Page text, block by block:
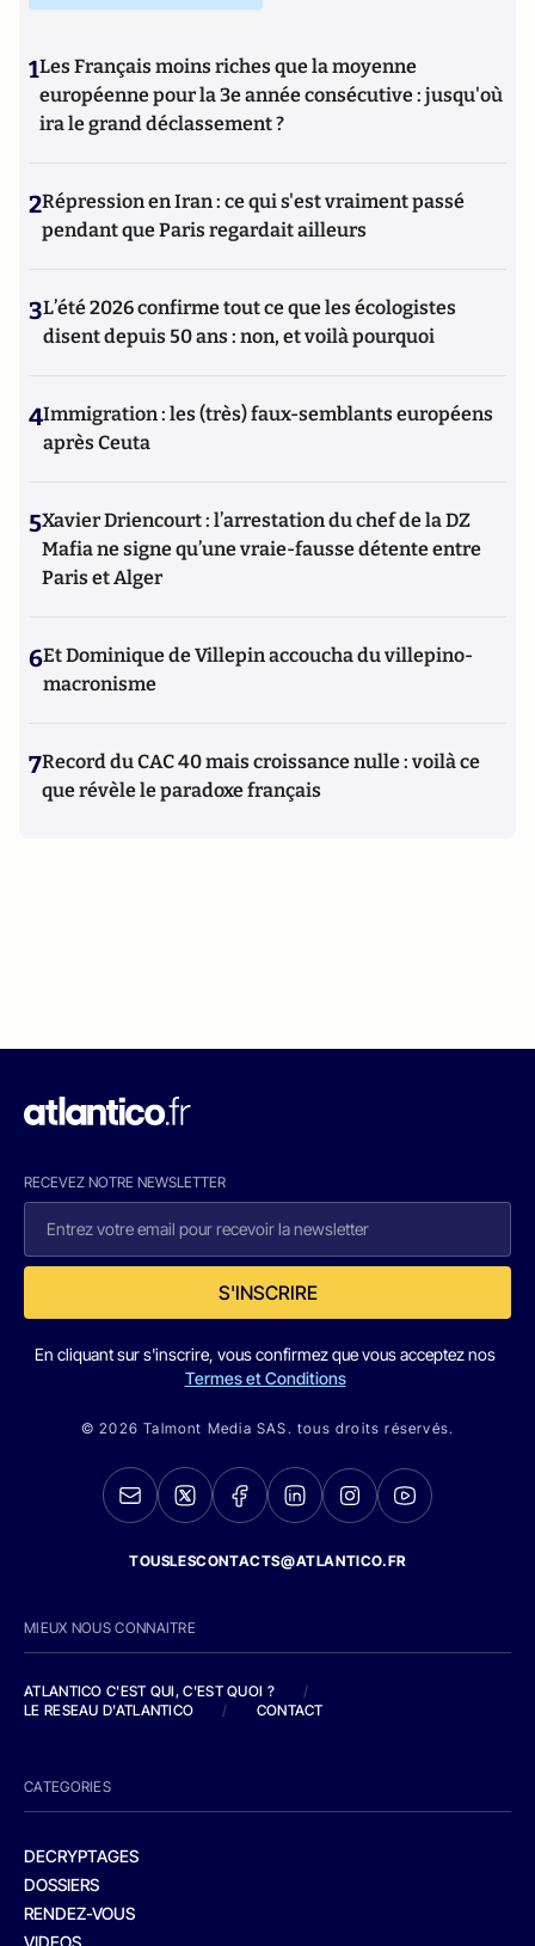
1Les Français moins riches que la moyenne
européenne pour la 3e année consécutive : jusqu'où
ira le grand déclassement ?
2Répression en Iran : ce qui s'est vraiment passé
pendant que Paris regardait ailleurs
3L’été 2026 confirme tout ce que les écologistes
disent depuis 50 ans : non, et voilà pourquoi
4Immigration : les (très) faux-semblants européens
après Ceuta
5Xavier Driencourt : l’arrestation du chef de la DZ
Mafia ne signe qu’une vraie-fausse détente entre
Paris et Alger
6Et Dominique de Villepin accoucha du villepino-
macronisme
7Record du CAC 40 mais croissance nulle : voilà ce
que révèle le paradoxe français
RECEVEZ NOTRE NEWSLETTER
S'INSCRIRE
En cliquant sur s'inscrire, vous confirmez que vous acceptez nos
Termes et Conditions
© 2026 Talmont Media SAS. tous droits réservés.
TOUSLESCONTACTS@ATLANTICO.FR
MIEUX NOUS CONNAITRE
ATLANTICO C'EST QUI, C'EST QUOI ?
/
LE RESEAU D'ATLANTICO
/ CONTACT
CATEGORIES
DECRYPTAGES
DOSSIERS
RENDEZ-VOUS
VIDEOS